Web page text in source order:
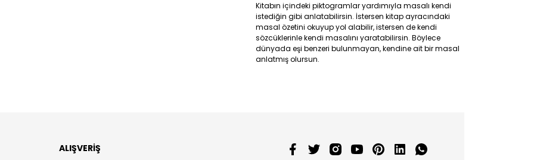
Kitabın içindeki piktogramlar yardımıyla masalı kendi
istediğin gibi anlatabilirsin. İstersen kitap ayracındaki
masal özetini okuyup yol alabilir, istersen de kendi
sözcüklerinle kendi masalını yaratabilirsin. Böylece
dünyada eşi benzeri bulunmayan, kendine ait bir masal
anlatmış olursun.
ALIŞVERİŞ